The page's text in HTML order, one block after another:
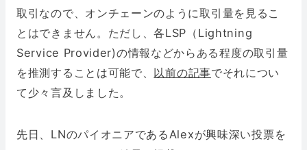
取引なので、オンチェーンのように取引量を見るこ
とはできません。ただし、各LSP（Lightning
Service Provider)の情報などからある程度の取引量
を推測することは可能で、 以前の記事でそれについ
て少々言及しました。
先日、LNのパイオニアであるAlexが興味深い投票を